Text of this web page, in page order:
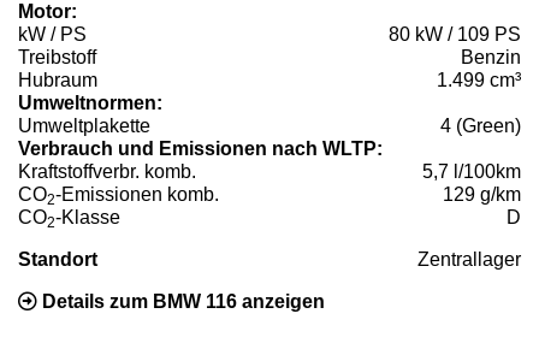
Motor:
kW / PS
80 kW / 109 PS
Treibstoff
Benzin
Hubraum
1.499 cm³
Umweltnormen:
Umweltplakette
4 (Green)
Verbrauch und Emissionen nach WLTP:
Kraftstoffverbr. komb.
5,7 l/100km
CO2-Emissionen komb.
129 g/km
CO2-Klasse D
Standort Zentrallager
Details zum BMW 116 anzeigen